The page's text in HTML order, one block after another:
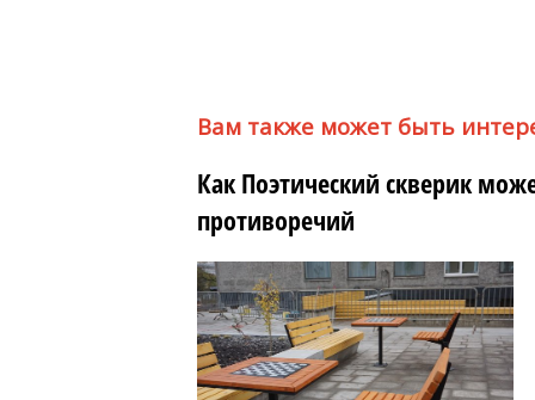
Вам также может быть
Как Поэтический скверик
противоречий